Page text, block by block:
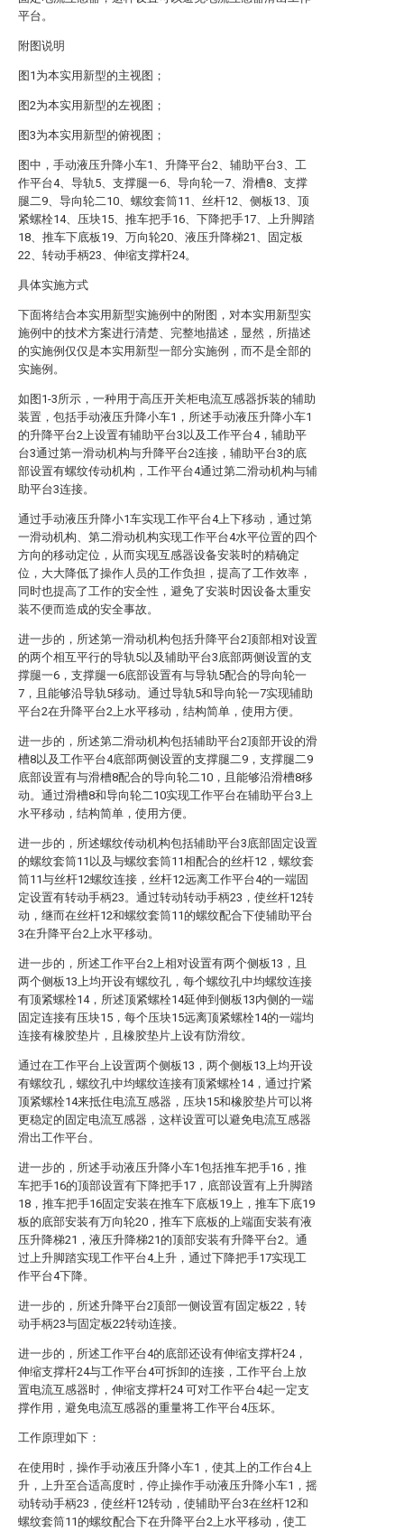
平台。
附图说明
图1为本实用新型的主视图；
图2为本实用新型的左视图；
图3为本实用新型的俯视图；
图中，手动液压升降小车1、升降平台2、辅助平台3、工
作平台4、导轨5、支撑腿一6、导向轮一7、滑槽8、支撑
腿二9、导向轮二10、螺纹套筒11、丝杆12、侧板13、顶
紧螺栓14、压块15、推车把手16、下降把手17、上升脚踏
18、推车下底板19、万向轮20、液压升降梯21、固定板
22、转动手柄23、伸缩支撑杆24。
具体实施方式
下面将结合本实用新型实施例中的附图，对本实用新型实
施例中的技术方案进行清楚、完整地描述，显然，所描述
的实施例仅仅是本实用新型一部分实施例，而不是全部的
实施例。
如图1-3所示，一种用于高压开关柜电流互感器拆装的辅助
装置，包括手动液压升降小车1，所述手动液压升降小车1
的升降平台2上设置有辅助平台3以及工作平台4，辅助平
台3通过第一滑动机构与升降平台2连接，辅助平台3的底
部设置有螺纹传动机构，工作平台4通过第二滑动机构与辅
助平台3连接。
通过手动液压升降小1车实现工作平台4上下移动，通过第
一滑动机构、第二滑动机构实现工作平台4水平位置的四个
方向的移动定位，从而实现互感器设备安装时的精确定
位，大大降低了操作人员的工作负担，提高了工作效率，
同时也提高了工作的安全性，避免了安装时因设备太重安
装不便而造成的安全事故。
进一步的，所述第一滑动机构包括升降平台2顶部相对设置
的两个相互平行的导轨5以及辅助平台3底部两侧设置的支
撑腿一6，支撑腿一6底部设置有与导轨5配合的导向轮一
7，且能够沿导轨5移动。通过导轨5和导向轮一7实现辅助
平台2在升降平台2上水平移动，结构简单，使用方便。
进一步的，所述第二滑动机构包括辅助平台2顶部开设的滑
槽8以及工作平台4底部两侧设置的支撑腿二9，支撑腿二9
底部设置有与滑槽8配合的导向轮二10，且能够沿滑槽8移
动。通过滑槽8和导向轮二10实现工作平台在辅助平台3上
水平移动，结构简单，使用方便。
进一步的，所述螺纹传动机构包括辅助平台3底部固定设置
的螺纹套筒11以及与螺纹套筒11相配合的丝杆12，螺纹套
筒11与丝杆12螺纹连接，丝杆12远离工作平台4的一端固
定设置有转动手柄23。通过转动转动手柄23，使丝杆12转
动，继而在丝杆12和螺纹套筒11的螺纹配合下使辅助平台
3在升降平台2上水平移动。
进一步的，所述工作平台2上相对设置有两个侧板13，且
两个侧板13上均开设有螺纹孔，每个螺纹孔中均螺纹连接
有顶紧螺栓14，所述顶紧螺栓14延伸到侧板13内侧的一端
固定连接有压块15，每个压块15远离顶紧螺栓14的一端均
连接有橡胶垫片，且橡胶垫片上设有防滑纹。
通过在工作平台上设置两个侧板13，两个侧板13上均开设
有螺纹孔，螺纹孔中均螺纹连接有顶紧螺栓14，通过拧紧
顶紧螺栓14来抵住电流互感器，压块15和橡胶垫片可以将
更稳定的固定电流互感器，这样设置可以避免电流互感器
滑出工作平台。
进一步的，所述手动液压升降小车1包括推车把手16，推
车把手16的顶部设置有下降把手17，底部设置有上升脚踏
18，推车把手16固定安装在推车下底板19上，推车下底19
板的底部安装有万向轮20，推车下底板的上端面安装有液
压升降梯21，液压升降梯21的顶部安装有升降平台2。通
过上升脚踏实现工作平台4上升，通过下降把手17实现工
作平台4下降。
进一步的，所述升降平台2顶部一侧设置有固定板22，转
动手柄23与固定板22转动连接。
进一步的，所述工作平台4的底部还设有伸缩支撑杆24，
伸缩支撑杆24与工作平台4可拆卸的连接，工作平台上放
置电流互感器时，伸缩支撑杆24 可对工作平台4起一定支
撑作用，避免电流互感器的重量将工作平台4压坏。
工作原理如下：
在使用时，操作手动液压升降小车1，使其上的工作台4上
升，上升至合适高度时，停止操作手动液压升降小车1，摇
动转动手柄23，使丝杆12转动，使辅助平台3在丝杆12和
螺纹套筒11的螺纹配合下在升降平台2上水平移动，使工